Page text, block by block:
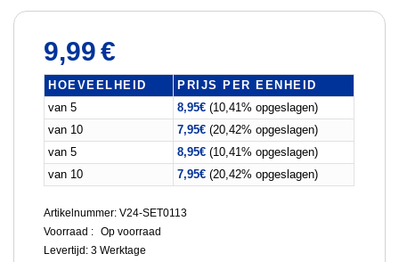
9,99€
HOEVEELHEID
PRIJS PER EENHEID
van 5
8,95€ (10,41% opgeslagen)
van 10
7,95€ (20,42% opgeslagen)
van 5
8,95€ (10,41% opgeslagen)
van 10
7,95€ (20,42% opgeslagen)
Artikelnummer: V24-SET0113
Voorraad :
Op voorraad
Levertijd:3 Werktage